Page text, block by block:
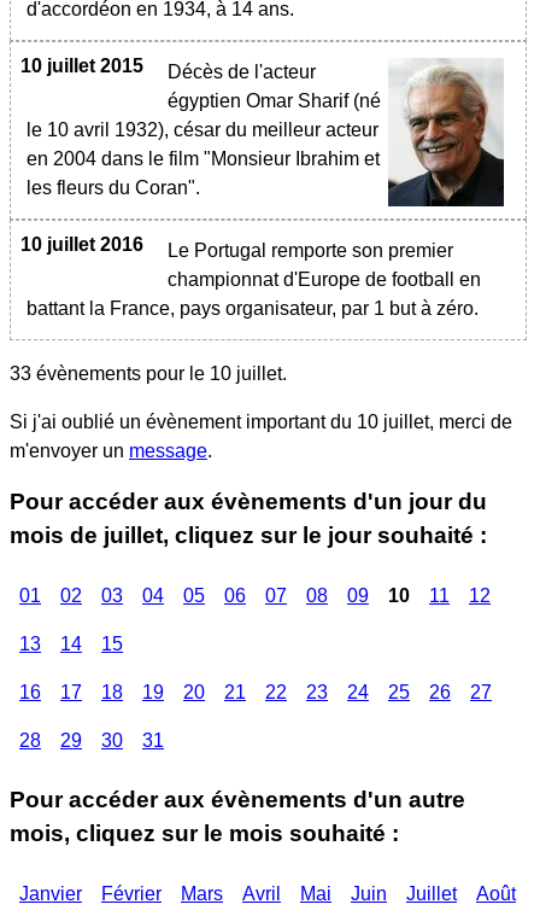
d'accordéon en 1934, à 14 ans.
10 juillet 2015
Décès de l'acteur
égyptien Omar Sharif (né
le 10 avril 1932), césar du meilleur acteur
en 2004 dans le film "Monsieur Ibrahim et
les fleurs du Coran".
10 juillet 2016
Le Portugal remporte son premier
championnat d'Europe de football en
battant la France, pays organisateur, par 1 but à zéro.
33 évènements pour le 10 juillet.
Si j'ai oublié un évènement important du 10 juillet, merci de
m'envoyer un message.
Pour accéder aux évènements d'un jour du
mois de juillet, cliquez sur le jour souhaité :
01 02 03 04 05 06 07 08 09 10 11 12
13 14 15
16 17 18 19 20 21 22 23 24 25 26 27
28 29 30 31
Pour accéder aux évènements d'un autre
mois, cliquez sur le mois souhaité :
Janvier Février Mars Avril Mai Juin Juillet Août